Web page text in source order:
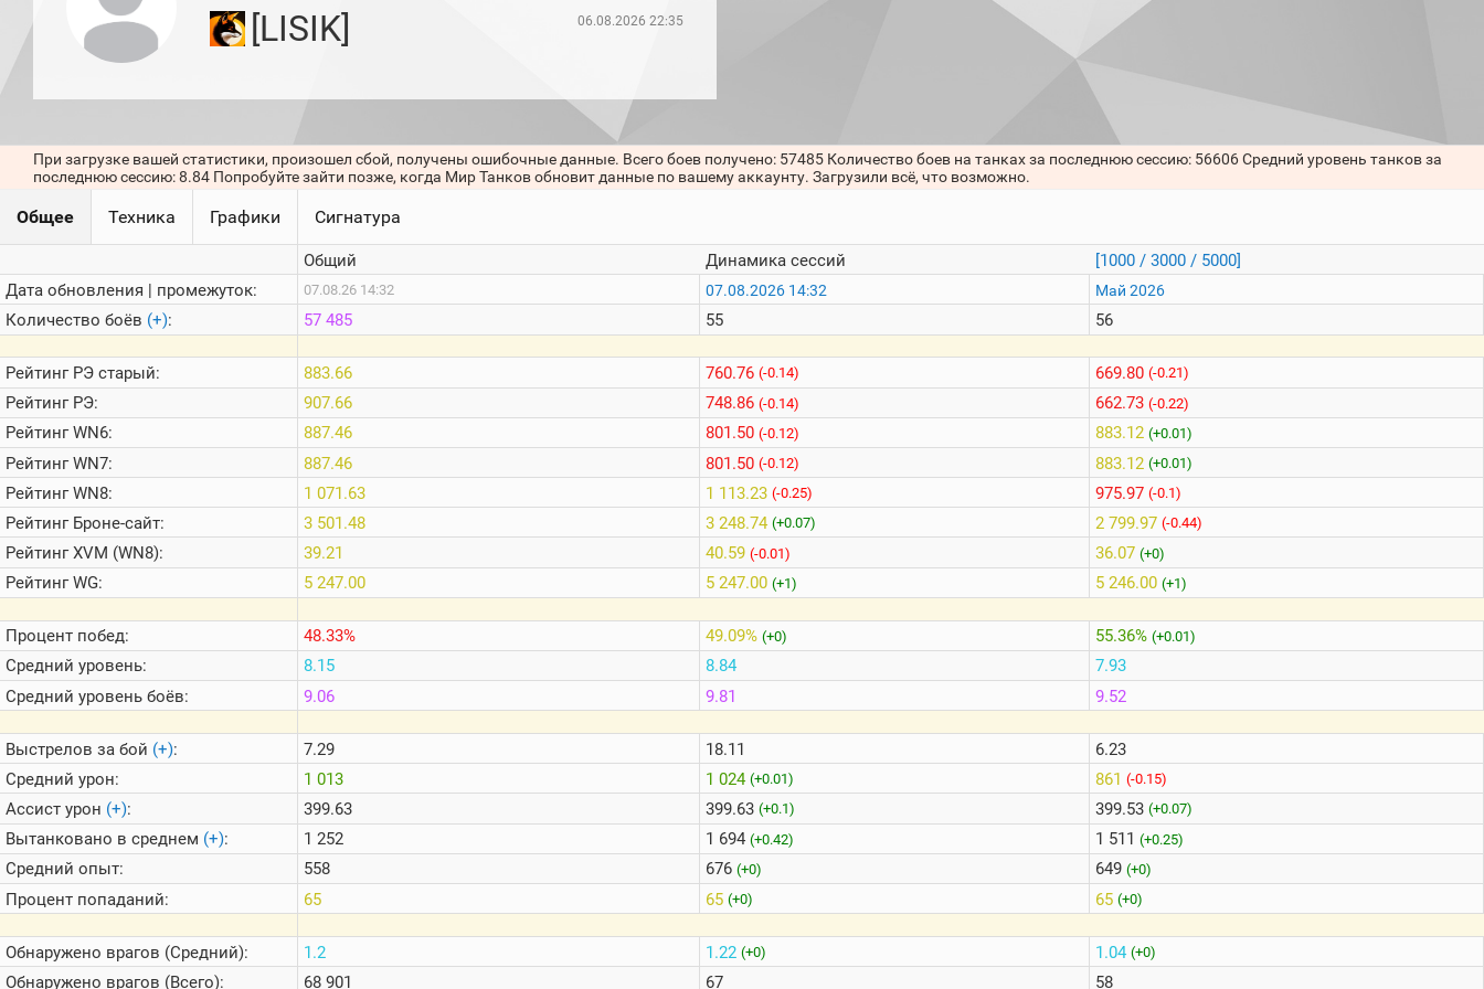
последние
сессии)
1000
стримеров
Информация
Онлайн
Цветовая
шкала
Теlegram
ВК
Портал
Мира
[LISIK]
06.08.2026 22:35
При загрузке вашей статистики, произошел сбой, получены ошибочные данные. Всего боев получено: 57485 Количество боев на танках за последнюю сессию: 56606 Средний уровень танков за
последнюю сессию: 8.84 Попробуйте зайти позже, когда Мир Танков обновит данные по вашему аккаунту. Загрузили всё, что возможно.
Общее Техника Графики Сигнатура
Дата обновления | промежуток:
Количество боёв (+):
РейтингРЭ старый:
РейтингРЭ:
РейтингWN6:
РейтингWN7:
РейтингWN8:
РейтингБроне-сайт:
РейтингXVM (WN8):
РейтингWG:
Процент побед:
Средний уровень:
Средний уровень боёв:
Выстрелов за бой (+):
Средний урон:
Ассист урон (+):
Вытанковано в среднем (+):
Средний опыт:
Процент попаданий:
Обнаружено врагов (Средний):
Обнаружено врагов (Всего):
Общий
07.08.26 14:32
57 485
883.66
907.66
887.46
887.46
1 071.63
3 501.48
39.21
5 247.00
48.33%
8.15
9.06
7.29
1 013
399.63
1 252
558
65
1.2
68 901
Динамика сессий
07.08.2026 14:32
55
760.76 (-0.14)
748.86 (-0.14)
801.50 (-0.12)
801.50 (-0.12)
1 113.23 (-0.25)
3 248.74 (+0.07)
40.59 (-0.01)
5 247.00 (+1)
49.09%(+0)
8.84
9.81
18.11
1 024(+0.01)
399.63(+0.1)
1 694(+0.42)
676(+0)
65(+0)
1.22(+0)
67
[1000 / 3000 / 5000]
Май 2026
56
669.80 (-0.21)
662.73 (-0.22)
883.12 (+0.01)
883.12 (+0.01)
975.97 (-0.1)
2 799.97 (-0.44)
36.07 (+0)
5 246.00 (+1)
55.36% (+0.01)
7.93
9.52
6.23
861 (-0.15)
399.53 (+0.07)
1 511 (+0.25)
649 (+0)
65 (+0)
1.04 (+0)
58